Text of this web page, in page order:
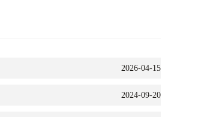
2026-04-15
2024-09-20